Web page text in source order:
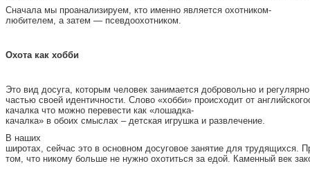
Сначала мы проанализируем, кто именно является охотником-
любителем, а затем — псевдоохотником.
Охота как хобби
Это вид досуга, которым человек занимается добровольно и
частью своей идентичности. Слово «хобби» происходит от
качалка что можно перевести как «лошадка-
качалка» в обоих смыслах – детская игрушка и развлечение.
В наших
широтах, сейчас это в основном досуговое занятие для трудящихся.
том, что никому больше не нужно охотиться за едой. Каменный век